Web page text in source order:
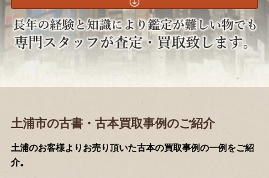
土浦市の古書・古本買取事例のご紹介
土浦のお客様よりお売り頂いた古本の買取事例の一例をご紹
介。